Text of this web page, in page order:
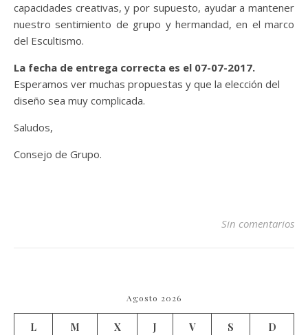
capacidades creativas, y por supuesto, ayudar a mantener
nuestro sentimiento de grupo y hermandad, en el marco
del Escultismo.
La fecha de entrega correcta es el 07-07-2017.
Esperamos ver muchas propuestas y que la elección del
diseño sea muy complicada.
Saludos,
Consejo de Grupo.
Sin comentarios
Agosto 2026
L M X J V S
D